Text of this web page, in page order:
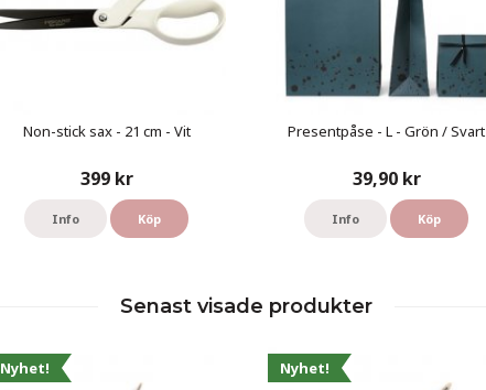
Non-stick sax - 21 cm - Vit
399 kr
Info Köp
Presentpåse - L - Grön / Svart
39,90 kr
Info Köp
Senast visade produkter
Nyhet! Nyhet!